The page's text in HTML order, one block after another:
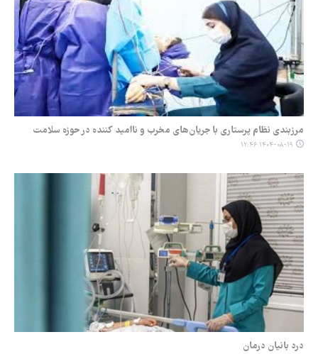
مرزبندی نظام پرستاری با جریان‌های مخرب و ناامید کننده در حوزه سلامت
۱۴۰۴-۰۸-۱۹ ۱۲:۴۶
درد بانیان درمان